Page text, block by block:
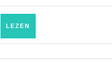
tuinbank
online!
LEZEN